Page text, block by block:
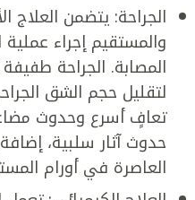
الجراحة: يتضمن العلاج
والمستقيم إجراء
المصابة. الجراحة
لتقليل حجم الشق
تعافٍ أسرع وحدوث
حدوث آثار سلبية،
العاصرة في أورام